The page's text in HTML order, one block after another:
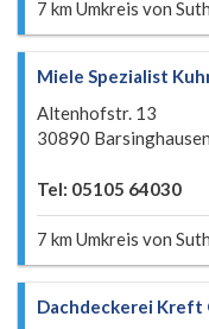
7 km Umkreis von
Miele Spezialist
Altenhofstr. 13
30890 Barsinghausen
Tel: 05105 64030
7 km Umkreis von
Dachdeckerei Kreft